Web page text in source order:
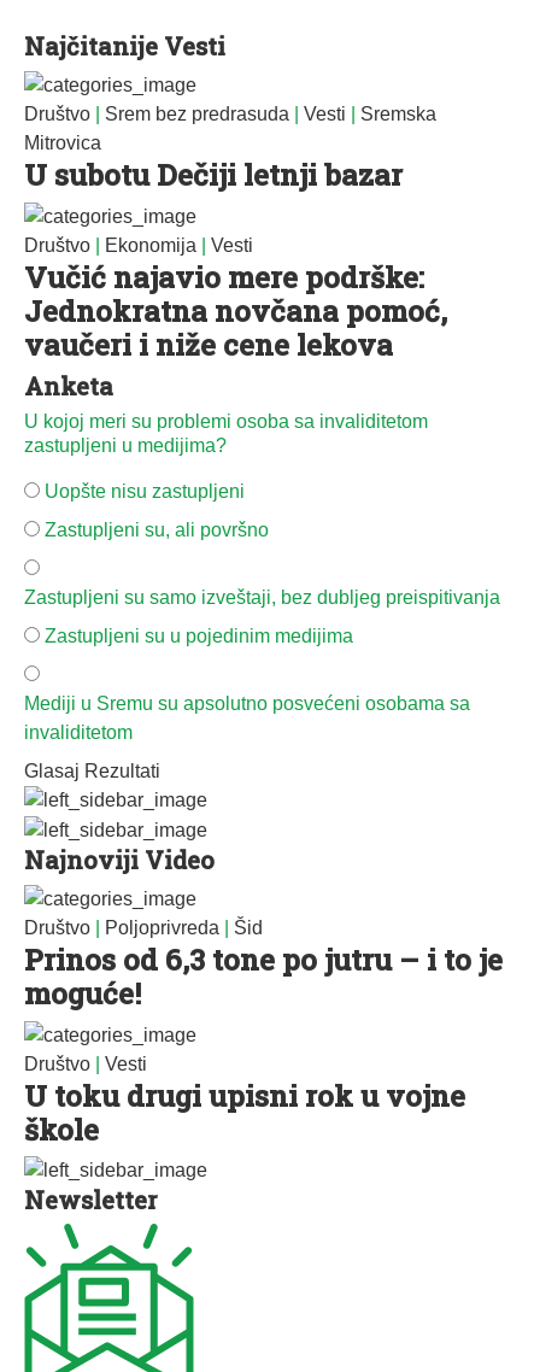
Najčitanije Vesti
Društvo Srem bez predrasuda Vesti
Sremska
Mitrovica
U subotu Dečiji letnji bazar
Društvo Ekonomija Vesti
Vučić najavio mere podrške:
Jednokratna novčana pomoć,
vaučeri i niže cene lekova
Anketa
U kojoj meri su problemi osoba sa invaliditetom
zastupljeni u medijima?
Uopšte nisu zastupljeni
Zastupljeni su, ali površno
Zastupljeni su samo izveštaji, bez dubljeg preispitivanja
Zastupljeni su u pojedinim medijima
Mediji u Sremu su apsolutno posvećeni osobama sa
invaliditetom
Glasaj Rezultati
Najnoviji Video
Društvo Poljoprivreda Šid
Prinos od 6,3 tone po jutru – i to je
moguće!
Društvo Vesti
U toku drugi upisni rok u vojne
škole
Newsletter